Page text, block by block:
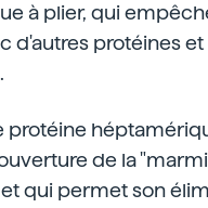
à plier, qui
d'autres protéines
protéine
de la
qui permet son